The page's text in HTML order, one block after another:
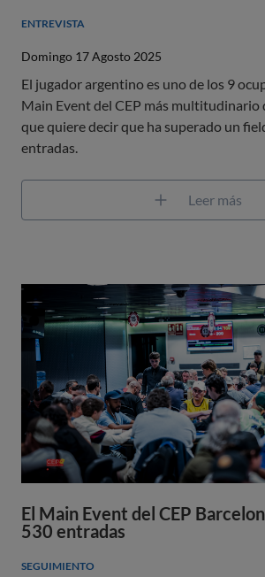
ENTREVISTA
Domingo 17 Agosto 2025
El jugador argentino es uno de los 9
Main Event del CEP más multitudinario
que quiere decir que ha superado un
entradas.
Leer más
El Main Event del CEP
530 entradas
SEGUIMIENTO